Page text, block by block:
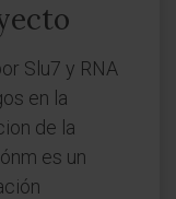
Slu7 y RNA
en la
de la
es un